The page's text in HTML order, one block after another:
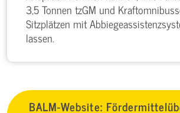
3,5 Tonnen tzGM und
Sitzplätzen mit
lassen.
BALM-Website: